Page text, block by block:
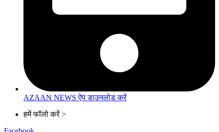
AZAAN NEWS ऐप डाउनलोड करें
हमें फॉलो करें >